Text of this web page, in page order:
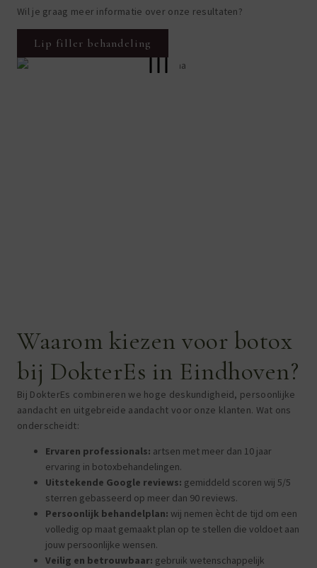
Wil je graag meer informatie over onze resultaten?
Lip filler behandeling
Waarom kiezen voor botox
bij DokterEs in Eindhoven?
Bij DokterEs combineren we hoge deskundigheid, persoonlijke
aandacht en uitgebreide aandacht voor onze klanten. Wat ons
onderscheidt:
Ervaren professionals: artsen met meer dan 10 jaar
ervaring in botoxbehandelingen.
Uitstekende Google reviews: gemiddeld scoren wij 5/5
sterren gebasseerd op meer dan 90 reviews.
Persoonlijk behandelplan: wij nemen ècht de tijd om een
volledig op maat gemaakt plan op te stellen die voldoet aan
jouw persoonlijke wensen.
Veilig en betrouwbaar: gebruik wetenschappelijk